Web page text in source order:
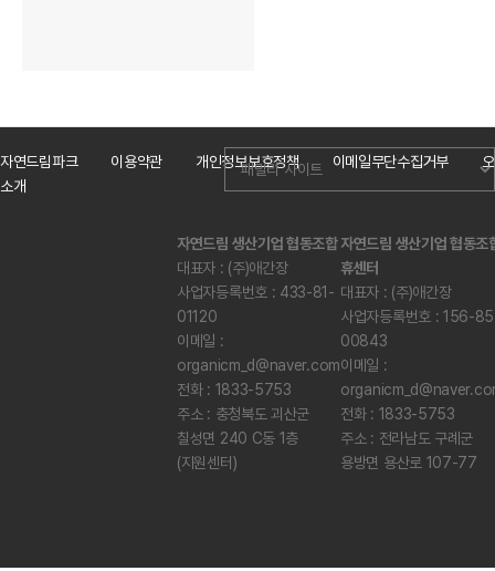
자연드림파크
소개
이용약관 개인정보보호정책 이메일무단수집거부
자연드림 생산기업 협동조합
대표자 : (주)애간장
사업자등록번호 : 433-81-
01120
이메일 :
organicm_d@naver.com
전화 : 1833-5753
주소 : 충청북도 괴산군
칠성면 240 C동 1층
(지원센터)
자연드림 생산기업 협동조
휴센터
대표자 : (주)애간장
사업자등록번호 : 156-
00843
이메일 :
전화 : 1833-5753
주소 : 전라남도 구례군
용방면 용산로 107-77